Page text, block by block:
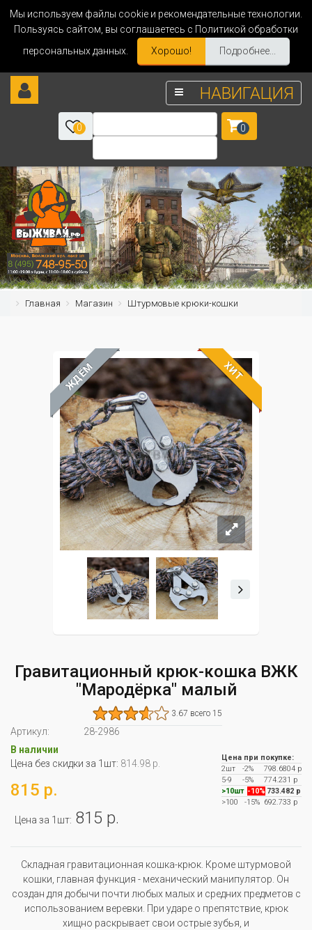
Мы используем файлы cookie и рекомендательные технологии.
Пользуясь сайтом, вы соглашаетесь с Политикой обработки
персональных данных.
Хорошо! Подробнее...
НАВИГАЦИЯ
0 0
Главная Магазин Штурмовые крюки-кошки
ЖДЁМ ХИТ
Гравитационный крюк-кошка ВЖК
"Мародёрка" малый
3.67 всего 15
Артикул:
28-2986
В наличии
Цена без скидки за 1шт: 814.98 р.
815 р.
Цена за 1шт: 815 р.
Цена при покупке:
2шт
-2%
798.6804 р
5-9
-5%
774.231 р
>10шт -10% 733.482 р
>100
-15% 692.733 р
Складная гравитационная кошка-крюк. Кроме штурмовой
кошки, главная функция - механический манипулятор. Он
создан для добычи почти любых малых и средних предметов с
использованием веревки. При ударе о препятствие, крюк
хищно раскрывает свои острые зубья, и